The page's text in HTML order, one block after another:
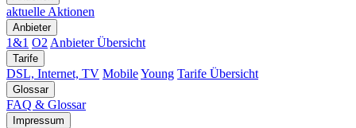
aktuelle Aktionen
Anbieter
1&1 O2 Anbieter Übersicht
Tarife
DSL, Internet, TV MobileYoung Tarife Übersicht
Glossar
FAQ & Glossar
Impressum